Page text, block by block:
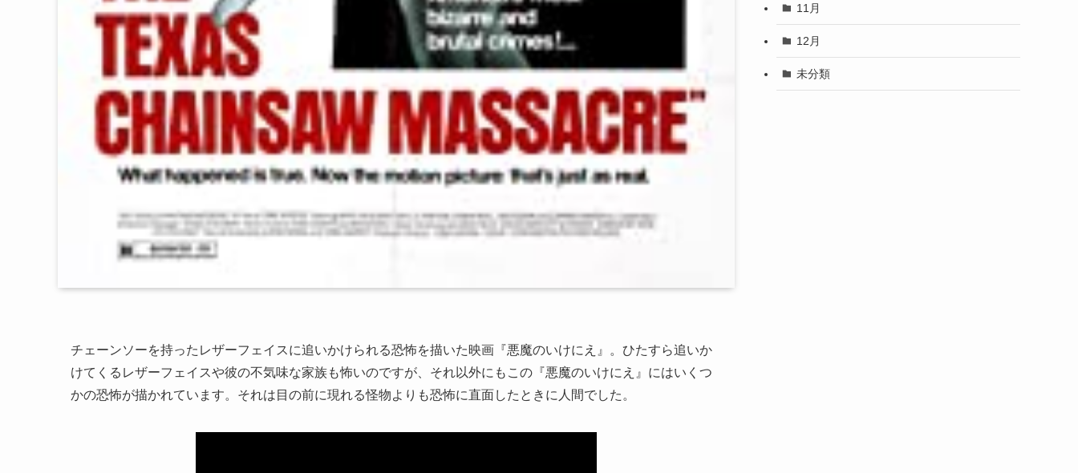
チェーンソーを持ったレザーフェイスに追いかけられる恐怖を描いた映画『悪魔のいけにえ』。ひたすら追いか
けてくるレザーフェイスや彼の不気味な家族も怖いのですが、それ以外にもこの『悪魔のいけにえ』にはいくつ
かの恐怖が描かれています。それは目の前に現れる怪物よりも恐怖に直面したときに人間でした。
11月
12月
未分類